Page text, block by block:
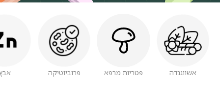
אשווגנדה פטריות מרפא פרוביוטיקה